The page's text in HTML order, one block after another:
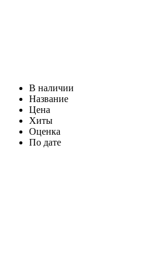
В наличии
Название
Цена
Хиты
Оценка
По дате